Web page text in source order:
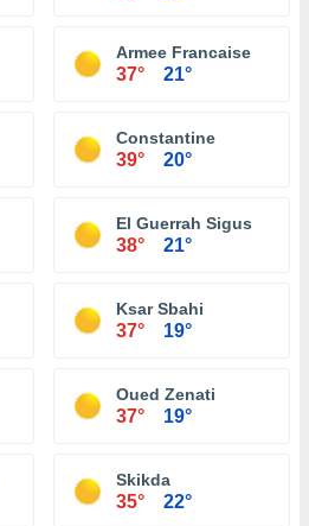
Armee Francaise
37° 21°
Constantine
39° 20°
El Guerrah Sigus
38° 21°
Ksar Sbahi
37° 19°
Oued Zenati
37° 19°
Skikda
35° 22°